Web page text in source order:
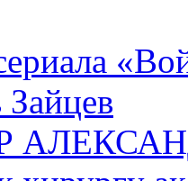
Зайцев